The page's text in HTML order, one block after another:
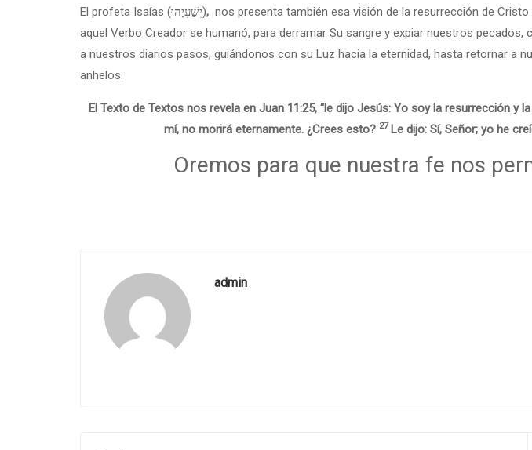
El profeta Isaías (יְשַׁעְיָהוּ‎), nos presenta también esa visión de la resurrección de
aquel Verbo Creador se humanó, para derramar Su sangre y expiar nuestros
a nuestros diarios pasos, guiándonos con su Luz hacia la eternidad, hasta retornar
anhelos.
El Texto de Textos nos revela en Juan 11:25, “le dijo Jesús: Yo soy la resurrección y
mí, no morirá eternamente. ¿Crees esto? 27 Le dijo: Sí, Señor; yo he
Oremos para que nuestra fe nos
admin